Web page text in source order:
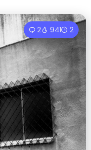
2 941 2